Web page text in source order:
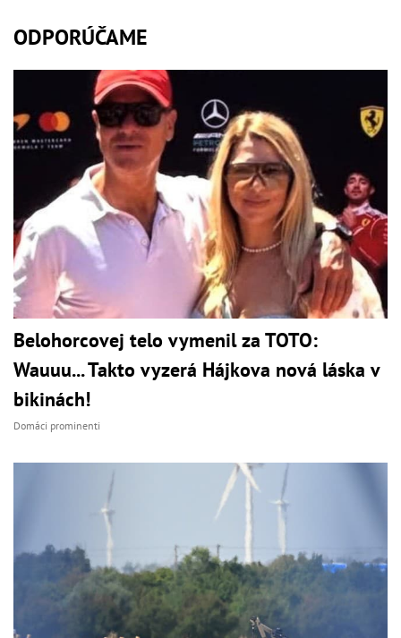
ODPORÚČAME
Belohorcovej telo vymenil za TOTO:
Wauuu... Takto vyzerá Hájkova nová láska v
bikinách!
Domáci prominenti